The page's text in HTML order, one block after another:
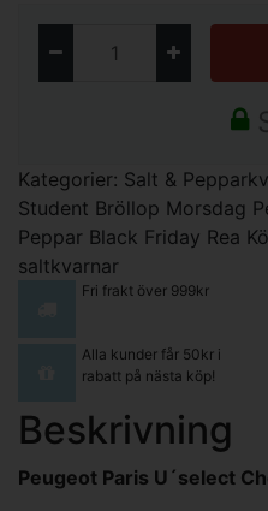
Kategorier: Salt &
Student Bröllop Morsdag
Peppar Black Friday Rea
saltkvarnar
Fri frakt över 999kr
Alla kunder får 50kr i
rabatt på nästa köp!
Beskrivning
Peugeot Paris U´select